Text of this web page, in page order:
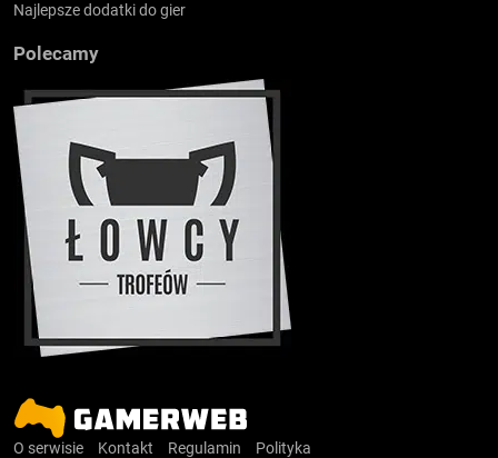
Najlepsze dodatki do gier
Polecamy
O serwisie Kontakt Regulamin Polityka